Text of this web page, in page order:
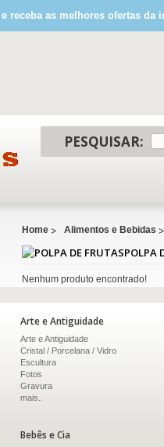
receba as melhores ofertas da
PESQUISAR:
Home Alimentos e Bebidas
POLPA
Nenhum produto encontrado!
Arte e Antiguidade
Arte e Antiguidade
Cristal / Porcelana / Vidro
Escultura
Fotos
Gravura
mais..
Bebês e Cia